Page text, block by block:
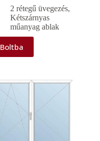
2 rétegű üvegezés,
Kétszárnyas
műanyag ablak
Boltba